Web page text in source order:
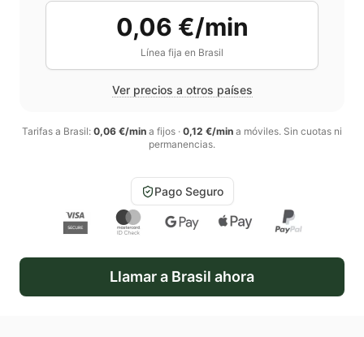
0,06 €/min
Línea fija en Brasil
Ver precios a otros países
Tarifas a Brasil: 0,06 €/min a fijos · 0,12 €/min a móviles. Sin cuotas ni
permanencias.
Pago Seguro
Llamar a Brasil ahora